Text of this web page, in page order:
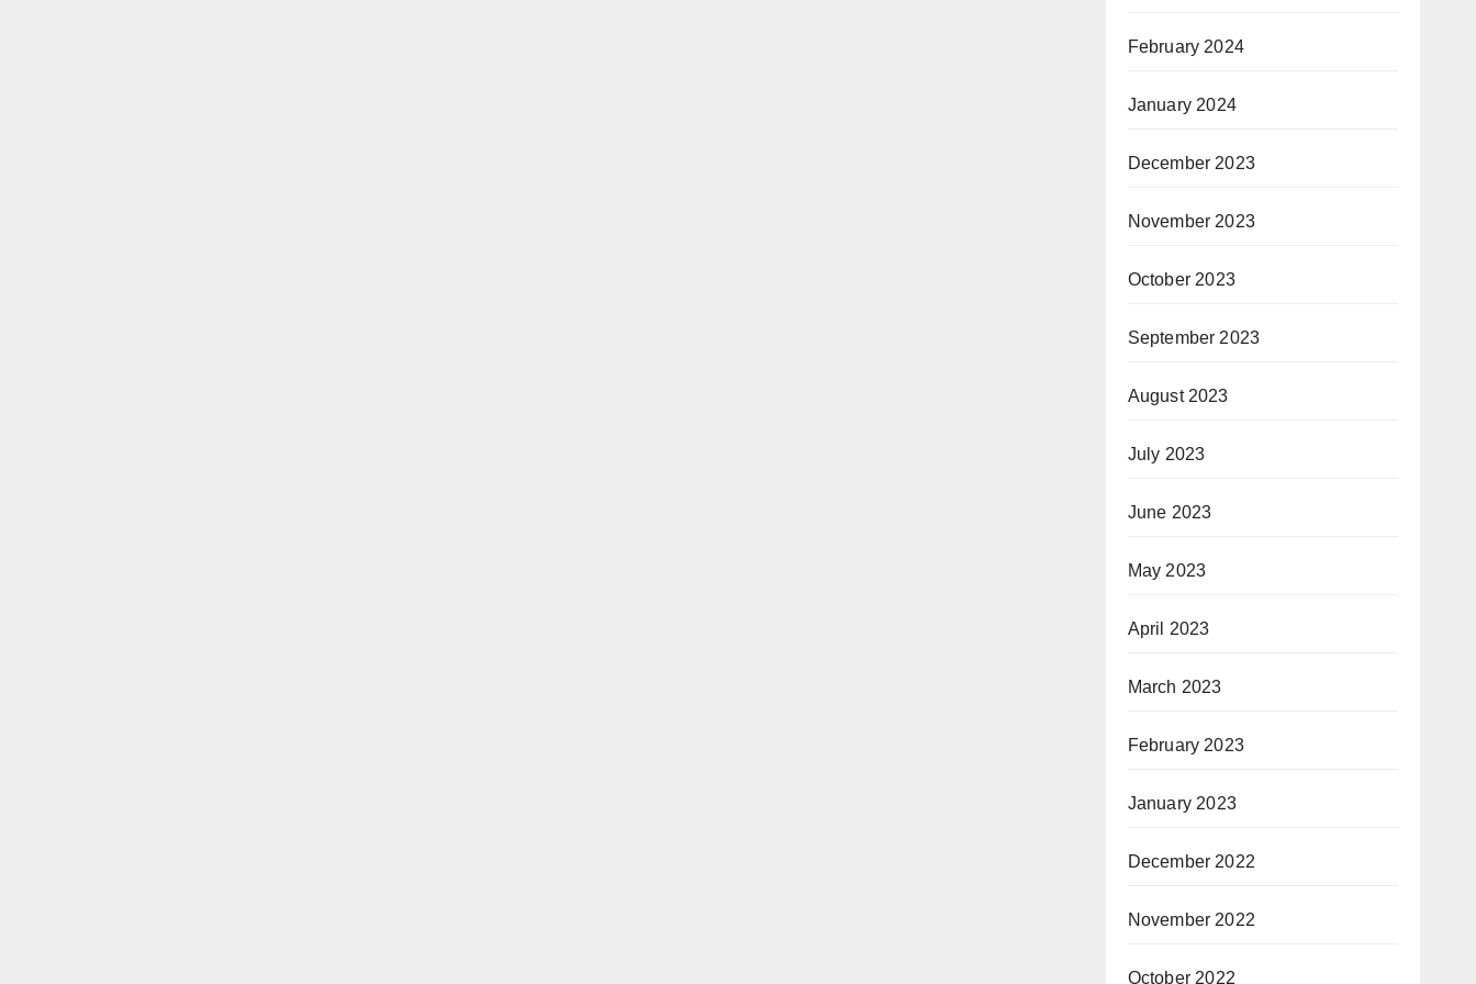
February 2024
January 2024
December 2023
November 2023
October 2023
September 2023
August 2023
July 2023
June 2023
May 2023
April 2023
March 2023
February 2023
January 2023
December 2022
November 2022
October 2022